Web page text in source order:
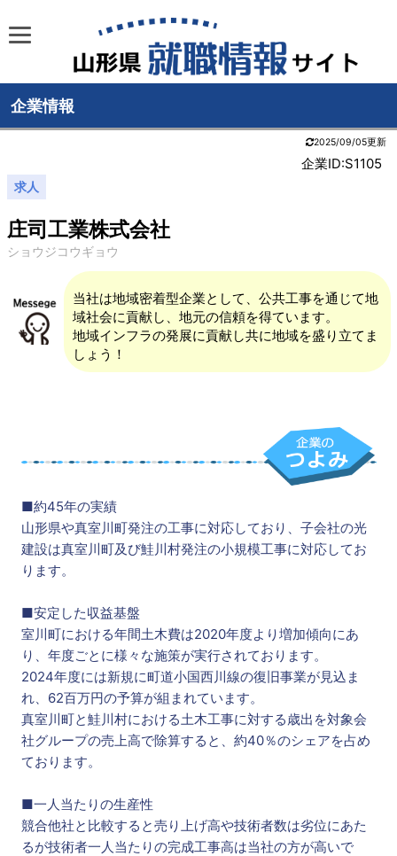
企業情報
2025/09/05更新
企業ID:S1105
求人
庄司工業株式会社
ショウジコウギョウ
当社は地域密着型企業として、公共工事を通じて地
域社会に貢献し、地元の信頼を得ています。
地域インフラの発展に貢献し共に地域を盛り立てま
しょう！
■約45年の実績
山形県や真室川町発注の工事に対応しており、子会社の光
建設は真室川町及び鮭川村発注の小規模工事に対応してお
ります。
■安定した収益基盤
室川町における年間土木費は2020年度より増加傾向にあ
り、年度ごとに様々な施策が実行されております。
2024年度には新規に町道小国西川線の復旧事業が見込ま
れ、62百万円の予算が組まれています。
真室川町と鮭川村における土木工事に対する歳出を対象会
社グループの売上高で除算すると、約40％のシェアを占め
ております。
■一人当たりの生産性
競合他社と比較すると売り上げ高や技術者数は劣位にあた
るが技術者一人当たりの完成工事高は当社の方が高いで